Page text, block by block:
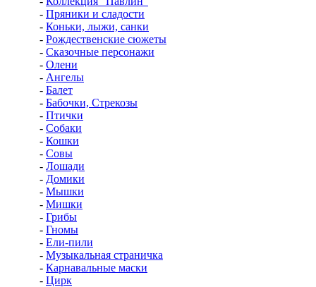
- Пряники и сладости
- Коньки, лыжи, санки
- Рождественские сюжеты
- Сказочные персонажи
- Олени
- Ангелы
- Балет
- Бабочки, Стрекозы
- Птички
- Собаки
- Кошки
- Совы
- Лошади
- Домики
- Мышки
- Мишки
- Грибы
- Гномы
- Ели-пили
- Музыкальная страничка
- Карнавальные маски
- Цирк